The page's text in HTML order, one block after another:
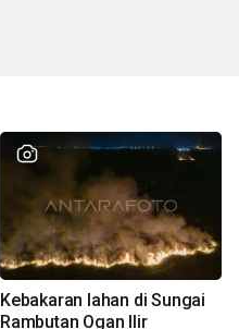
Kebakaran lahan di Sungai
Rambutan Ogan Ilir